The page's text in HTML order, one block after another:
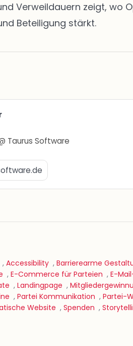
Verweildauern zeigt, wo
Beteiligung stärkt.
Taurus Software
, Accessibility , Barrierearme
, E-Commerce für Parteien , E-
, Landingpage ,
, Partei Kommunikation , Partei-
Website , Spenden ,